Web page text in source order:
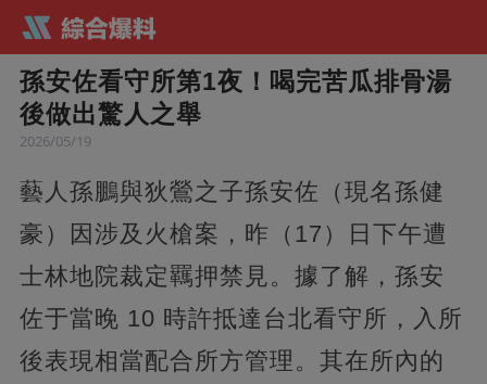
孫安佐看守所第1夜！喝完苦瓜排骨湯
後做出驚人之舉
2026/05/19
藝人孫鵬與狄鶯之子孫安佐（現名孫健
豪）因涉及火槍案，昨（17）日下午遭
士林地院裁定羈押禁見。據了解，孫安
佐于當晚 10 時許抵達台北看守所，入所
後表現相當配合所方管理。其在所內的